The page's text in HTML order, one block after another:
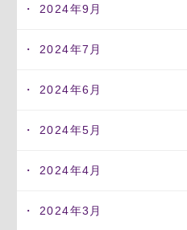
2024年9月
2024年7月
2024年6月
2024年5月
2024年4月
2024年3月